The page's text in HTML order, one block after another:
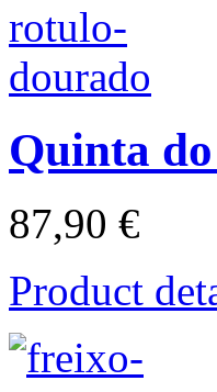
Quinta
87,90 €
Product